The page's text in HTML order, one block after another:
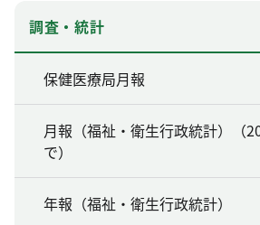
調査・統計
保健医療局月報
月報（福祉・衛生行政統計）（
で）
年報（福祉・衛生行政統計）